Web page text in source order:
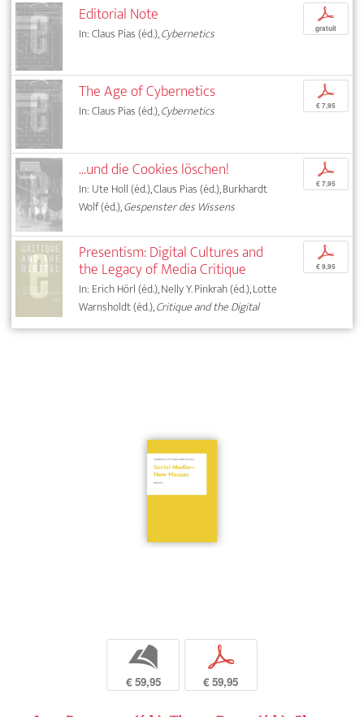
Editorial Note
In: Claus Pias (éd.),Cybernetics
p
gratuit
The Age of Cybernetics
In: Claus Pias (éd.),Cybernetics
p
€ 7,95
...und die Cookies löschen!
In: Ute Holl (éd.), Claus Pias (éd.), Burkhardt
Wolf (éd.),Gespenster des Wissens
p
€ 7,95
Presentism: Digital Cultures and
the Legacy of Media Critique
In: Erich Hörl (éd.), Nelly Y. Pinkrah (éd.), Lotte
Warnsholdt (éd.),Critique and the Digital
p
€ 9,95
b
€ 59,95
p
€ 59,95